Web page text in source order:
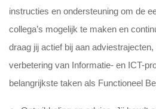
instructies en ondersteuning om de
collega’s mogelijk te maken en
draag jij actief bij aan
verbetering van Informatie- en ICT-
belangrijkste taken als Functioneel